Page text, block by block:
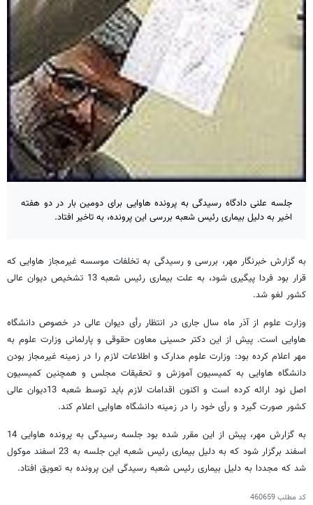
جلسه علنی دادگاه رسیدگی به پرونده هاوایی برای دومین بار در دو هفته
اخیر به دلیل بیماری رئیس شعبه بررسی این پرونده، به تاخیر افتاد.
به گزارش خبرنگار مهر، بررسی و رسیدگی به تخلفات موسسه غیرمجاز هاوایی که
قرار بود فردا پیگیری شود، به علت بیماری رئیس شعبه 13 تشخیص دیوان عالی
کشور لغو شد.
وزارت علوم از آذر ماه سال جاری در انتظار رأی دیوان عالی در خصوص دانشگاه
هاوایی است. پیش از این دکتر حسینی معاون حقوقی و پارلمانی وزارت علوم به
مهر اعلام کرده بود: وزارت علوم مدارک و اطلاعات لازم را در زمینه غیرمجاز بودن
دانشگاه هاوایی به کمیسیون آموزش و تحقیقات مجلس و همچنین کمیسیون
اصل نود ارائه کرده است و اکنون اقدامات لازم باید توسط شعبه 13دیوان عالی
کشور صورت گیرد و رأی خود را در زمینه دانشگاه هاوایی اعلام کند.
به گزارش مهر، پیش از این مقرر شده بود جلسه رسیدگی به پرونده هاوایی 14
اسفند برگزار شود که به دلیل بیماری رئیس شعبه این جلسه به 23 اسفند موکول
شد که مجددا به دلیل بیماری رئیس شعبه رسیدگی این پرونده به تعویق افتاد.
کد مطلب460659